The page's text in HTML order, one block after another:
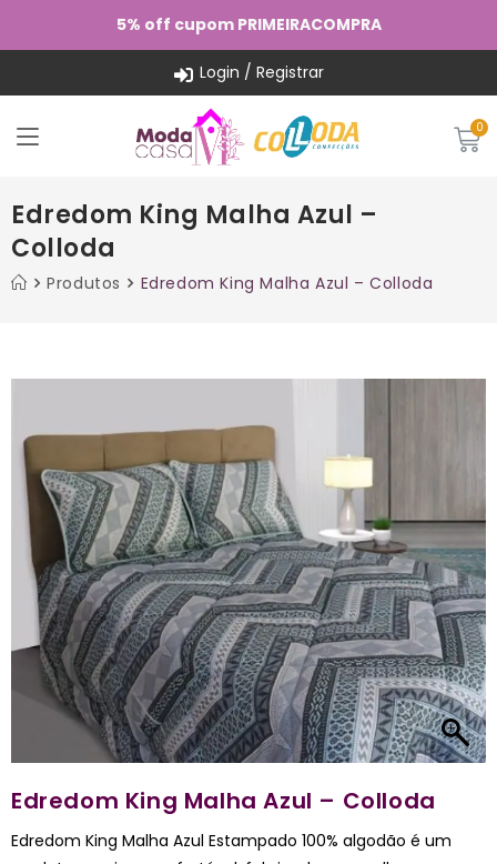
5% off cupom PRIMEIRACOMPRA
Login / Registrar
Edredom King Malha Azul –
Colloda
Produtos Edredom King Malha Azul – Colloda
Edredom King Malha Azul – Colloda
Edredom King Malha Azul Estampado 100% algodão é um